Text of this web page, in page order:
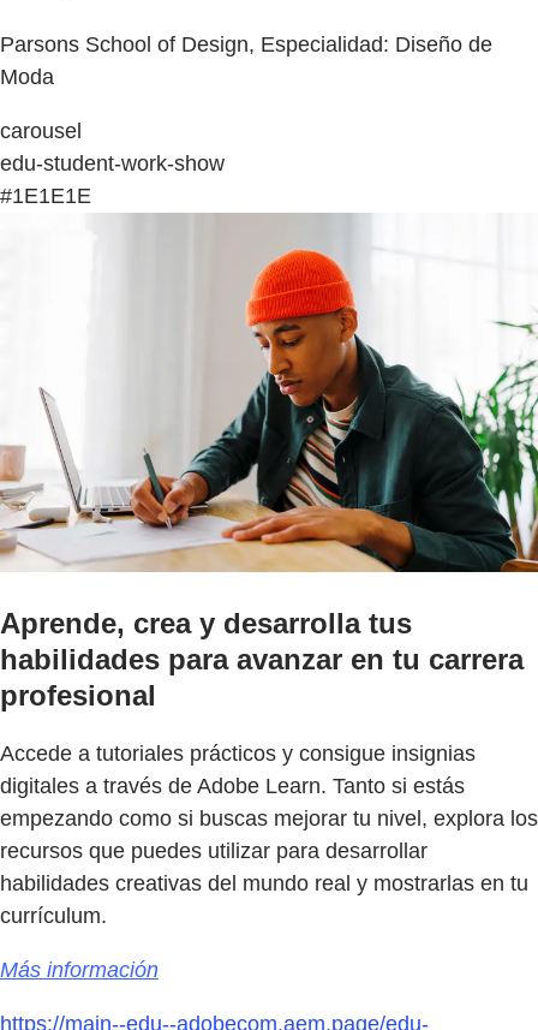
Parsons School of Design, Especialidad: Diseño de
Moda
carousel
edu-student-work-show
#1E1E1E
Aprende, crea y desarrolla tus
habilidades para avanzar en tu carrera
profesional
Accede a tutoriales prácticos y consigue insignias
digitales a través de Adobe Learn. Tanto si estás
empezando como si buscas mejorar tu nivel, explora los
recursos que puedes utilizar para desarrollar
habilidades creativas del mundo real y mostrarlas en tu
currículum.
Más información
https://main--edu--adobecom.aem.page/edu-